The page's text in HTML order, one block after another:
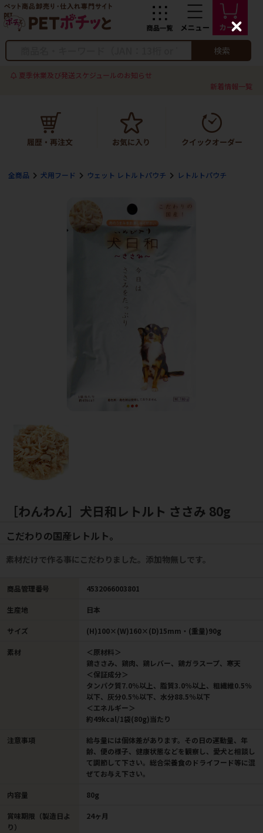
検索
夏季休業及び発送スケジュールのお知らせ
新着情報一覧
全商品 犬用フード ウェット レトルトパウチ レトルトパウチ
［わんわん］犬日和レトルト ささみ 80g
こだわりの国産レトルト。
素材だけで作る事にこだわりました。添加物無しです。
商品管理番号 4532066003801
生産地 日本
サイズ (H)100×(W)160×(D)15mm・(重量)90g
素材
＜原材料＞
鶏ささみ、鶏肉、鶏レバー、鶏ガラスープ、寒天
＜保証成分＞
タンパク質7.0％以上、脂質3.0％以上、粗繊維0.5％
以下、灰分0.5％以下、水分88.5％以下
＜エネルギー＞
約49kcal/1袋(80g)当たり
注意事項
給与量には個体差があります。その日の運動量、年
齢、便の様子、健康状態などを観察し、愛犬と相談し
て調節して下さい。総合栄養食のドライフード等に混
ぜてお与え下さい。
内容量 80g
賞味期限（製造日よ
り）
24ヶ月
C
l
s